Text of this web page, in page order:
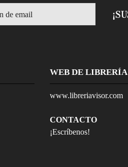
WEB DE LIBRERÍA
www.libreriavisor.com
CONTACTO
¡Escríbenos!